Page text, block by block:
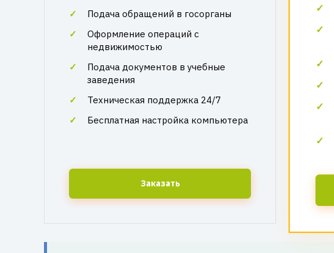
Подача обращений в госорганы
Оформление операций с
недвижимостью
Подача документов в учебные
заведения
Техническая поддержка 24/7
Бесплатная настройка компьютера
Заказать